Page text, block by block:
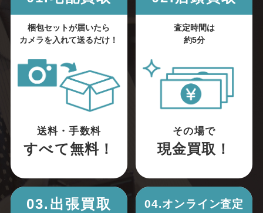
梱包セットが届いたら
カメラを入れて送るだけ！
送料・手数料
すべて無料！
査定時間は
約5分
その場で
現金買取！
03.出張買取 04.オンライン査定